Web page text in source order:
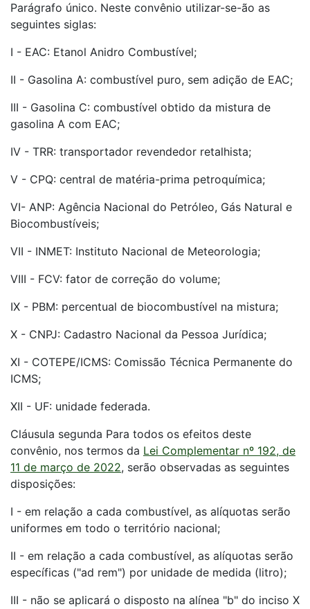
Parágrafo único. Neste convênio utilizar-se-ão as
seguintes siglas:
I - EAC: Etanol Anidro Combustível;
II - Gasolina A: combustível puro, sem adição de EAC;
III - Gasolina C: combustível obtido da mistura de
gasolina A com EAC;
IV - TRR: transportador revendedor retalhista;
V - CPQ: central de matéria-prima petroquímica;
VI- ANP: Agência Nacional do Petróleo, Gás Natural e
Biocombustíveis;
VII - INMET: Instituto Nacional de Meteorologia;
VIII - FCV: fator de correção do volume;
IX - PBM: percentual de biocombustível na mistura;
X - CNPJ: Cadastro Nacional da Pessoa Jurídica;
XI - COTEPE/ICMS: Comissão Técnica Permanente do
ICMS;
XII - UF: unidade federada.
Cláusula segunda Para todos os efeitos deste
convênio, nos termos da Lei Complementar nº 192, de
11 de março de 2022, serão observadas as seguintes
disposições:
I - em relação a cada combustível, as alíquotas serão
uniformes em todo o território nacional;
II - em relação a cada combustível, as alíquotas serão
específicas ("ad rem") por unidade de medida (litro);
III - não se aplicará o disposto na alínea "b" do inciso X